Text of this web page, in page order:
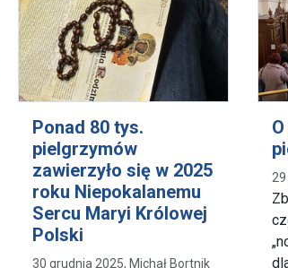
Ponad 80 tys.
pielgrzymów
zawierzyło się w 2025
roku Niepokalanemu
Sercu Maryi Królowej
Polski
30 grudnia 2025, Michał Bortnik
29